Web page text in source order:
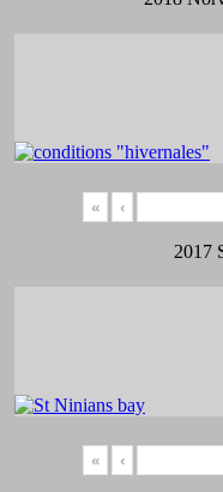
« ‹
2017
« ‹